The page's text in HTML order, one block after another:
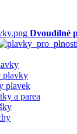
Dvoudílné
plavky
plavek
a parea